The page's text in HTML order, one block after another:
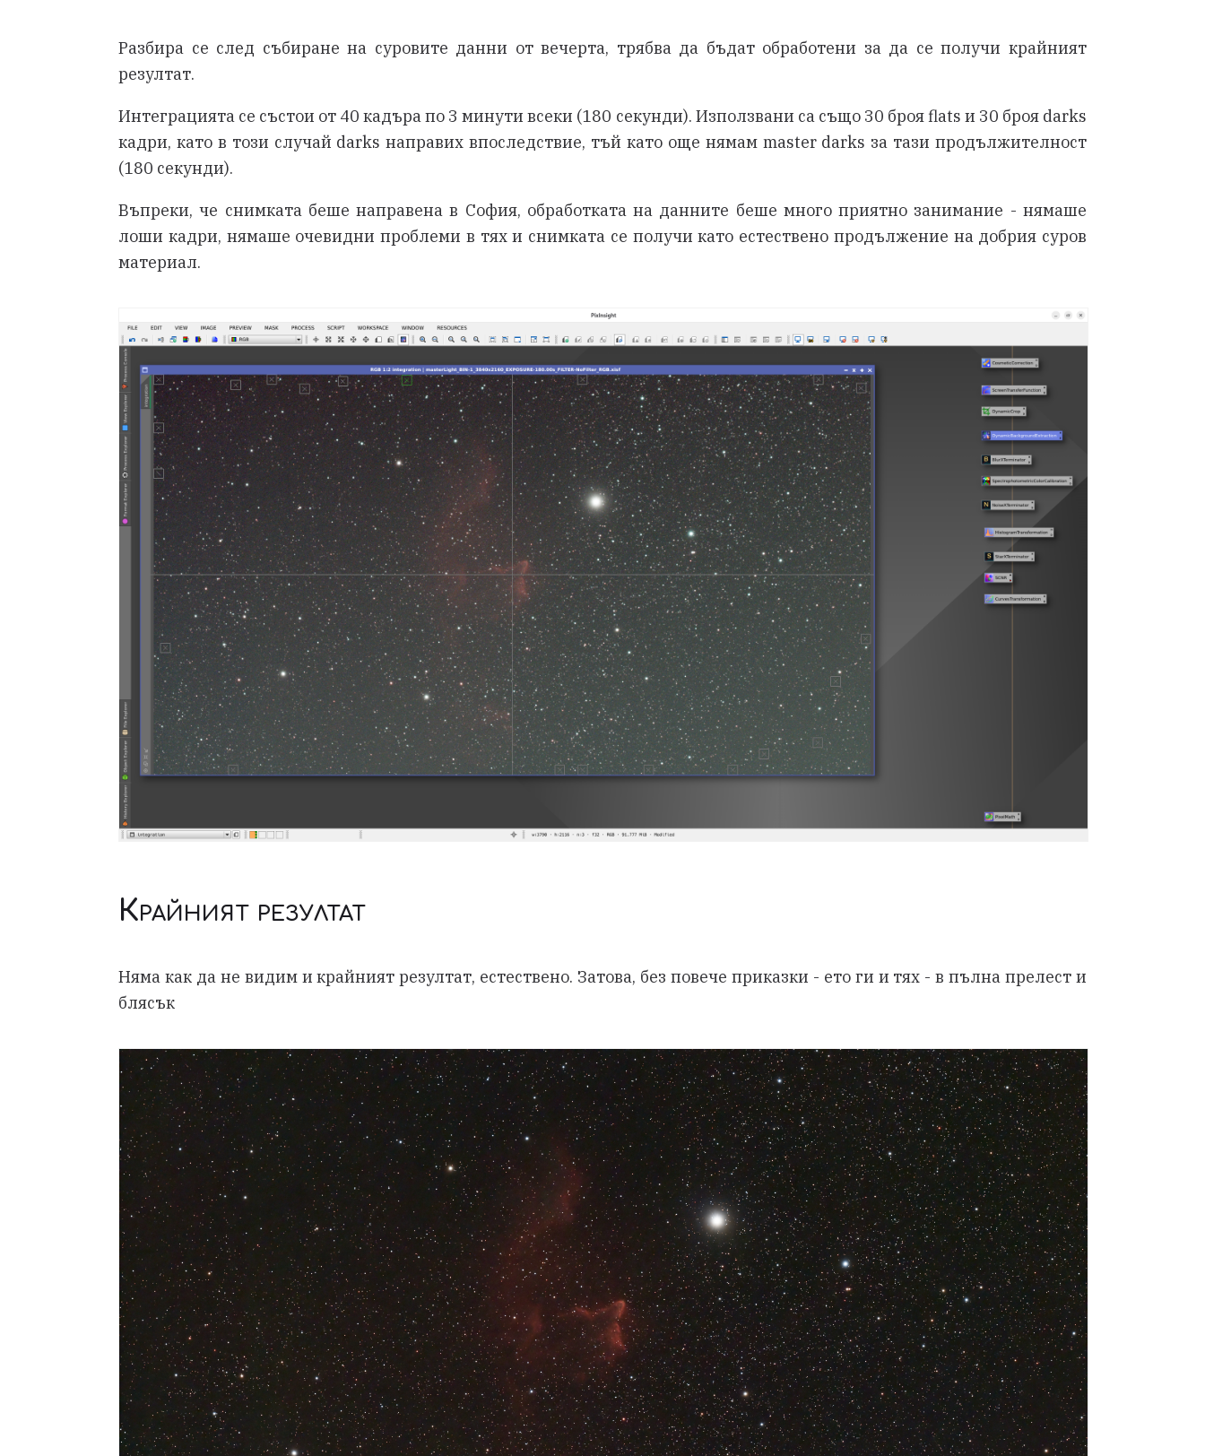
Разбира се след събиране на суровите данни от вечерта, трябва да бъдат обработени за да се получи крайният
резултат.
Интеграцията се състои от 40 кадъра по 3 минути всеки (180 секунди). Използвани са също 30 броя flats и 30 броя darks
кадри, като в този случай darks направих впоследствие, тъй като още нямам master darks за тази продължителност
(180 секунди).
Въпреки, че снимката беше направена в София, обработката на данните беше много приятно занимание - нямаше
лоши кадри, нямаше очевидни проблеми в тях и снимката се получи като естествено продължение на добрия суров
материал.
Крайният резултат
Няма как да не видим и крайният резултат, естествено. Затова, без повече приказки - ето ги и тях - в пълна прелест и
блясък